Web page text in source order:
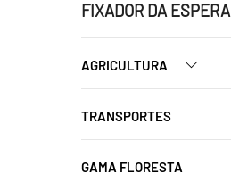
FIXADOR DA ESPERA
AGRICULTURA
TRANSPORTES
GAMA FLORESTA